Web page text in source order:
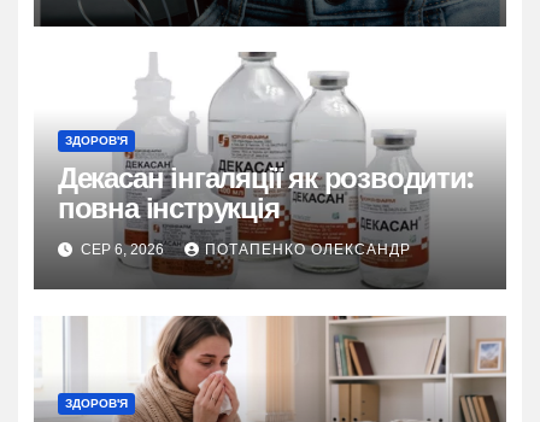
ЗДОРОВ'Я
Декасан інгаляції як розводити:
повна інструкція
СЕР 6, 2026 ПОТАПЕНКО ОЛЕКСАНДР
ЗДОРОВ'Я